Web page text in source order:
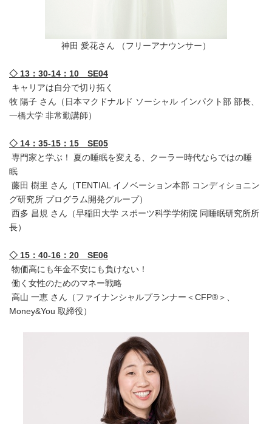
神田 愛花さん （フリーアナウンサー）
◇ 13：30-14：10 SE04
キャリアは自分で切り拓く
牧 陽子 さん（日本マクドナルド ソーシャル インパクト部 部長、
一橋大学 非常勤講師）
◇ 14：35-15：15 SE05
専門家と学ぶ！ 夏の睡眠を変える、クーラー時代ならではの睡
眠
藤田 樹里 さん（TENTIAL イノベーション本部 コンディショニン
グ研究所 プログラム開発グループ）
西多 昌規 さん（早稲田大学 スポーツ科学学術院 同睡眠研究所所
長）
◇ 15：40-16：20 SE06
物価高にも年金不安にも負けない！
働く女性のためのマネー戦略
高山 一恵 さん（ファイナンシャルプランナー＜CFP®＞、
Money&You 取締役）